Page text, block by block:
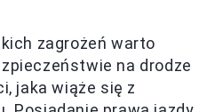
zagrożeń warto
na drodze
jaka wiąże się z